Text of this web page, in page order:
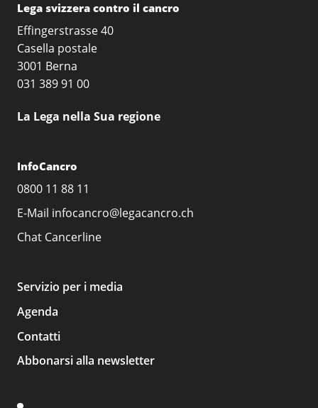
Lega svizzera contro il cancro
Effingerstrasse 40
Casella postale
3001 Berna
031 389 91 00
La Lega nella Sua regione
InfoCancro
0800 11 88 11
E-Mail infocancro@legacancro.ch
Chat Cancerline
Servizio per i media
Agenda
Contatti
Abbonarsi alla newsletter